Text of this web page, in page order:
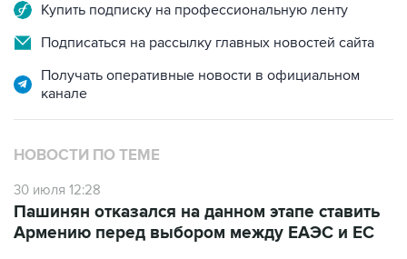
Купить подписку на профессиональную ленту
Подписаться на рассылку главных новостей сайта
Получать оперативные новости в официальном
канале
НОВОСТИ ПО ТЕМЕ
30 июля 12:28
Пашинян отказался на данном этапе ставить
Армению перед выбором между ЕАЭС и ЕС